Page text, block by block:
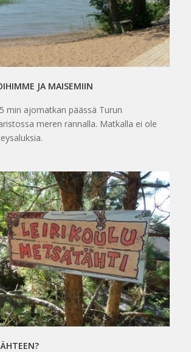
JA MAISEMIIN
min ajomatkan päässä Turun
meren rannalla. Matkalla ei ole